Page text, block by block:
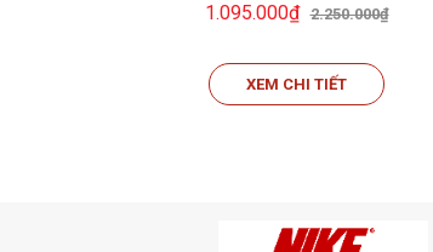
1.095.000₫ 2.250.000₫
XEM CHI TIẾT